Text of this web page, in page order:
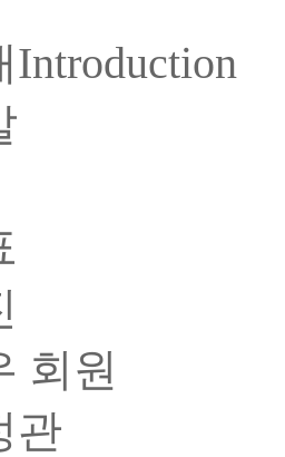
Introduction
회원
관